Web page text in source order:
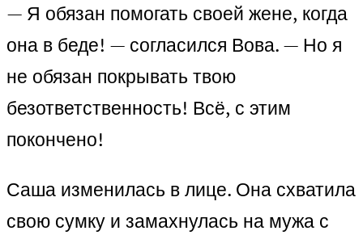
— Я обязан помогать своей жене, когда
она в беде! — согласился Вова. — Но я
не обязан покрывать твою
безответственность! Всё, с этим
покончено!
Саша изменилась в лице. Она схватила
свою сумку и замахнулась на мужа с